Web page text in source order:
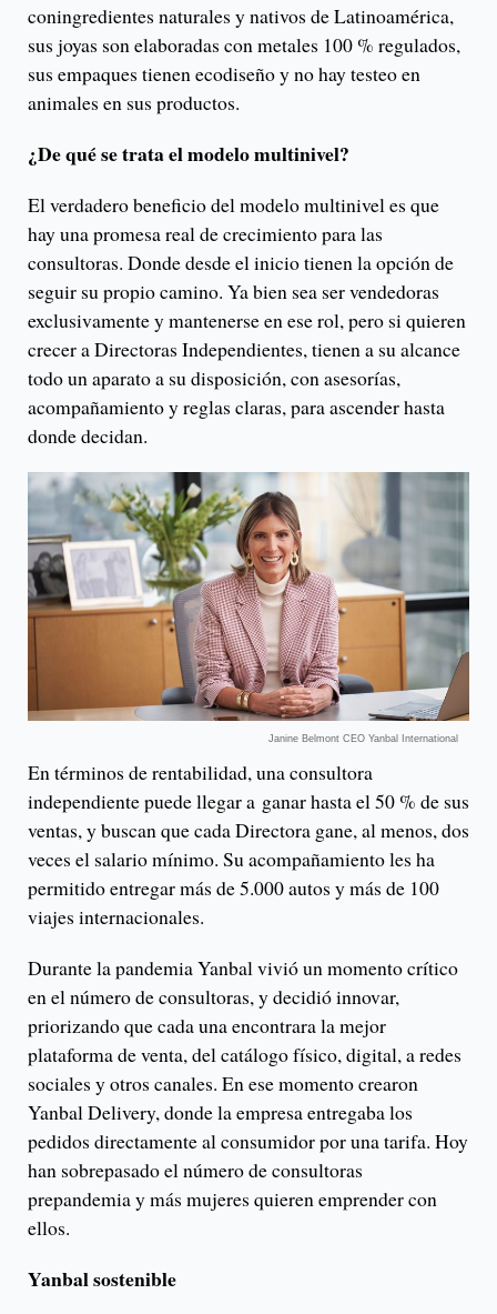
coningredientes naturales y nativos de Latinoamérica,
sus joyas son elaboradas con metales 100 % regulados,
sus empaques tienen ecodiseño y no hay testeo en
animales en sus productos.
¿De qué se trata el modelo multinivel?
El verdadero beneficio del modelo multinivel es que
hay una promesa real de crecimiento para las
consultoras. Donde desde el inicio tienen la opción de
seguir su propio camino. Ya bien sea ser vendedoras
exclusivamente y mantenerse en ese rol, pero si quieren
crecer a Directoras Independientes, tienen a su alcance
todo un aparato a su disposición, con asesorías,
acompañamiento y reglas claras, para ascender hasta
donde decidan.
Janine Belmont CEO Yanbal International
En términos de rentabilidad, una consultora
independiente puede llegar a ganar hasta el 50 % de sus
ventas, y buscan que cada Directora gane, al menos, dos
veces el salario mínimo. Su acompañamiento les ha
permitido entregar más de 5.000 autos y más de 100
viajes internacionales.
Durante la pandemia Yanbal vivió un momento crítico
en el número de consultoras, y decidió innovar,
priorizando que cada una encontrara la mejor
plataforma de venta, del catálogo físico, digital, a redes
sociales y otros canales. En ese momento crearon
Yanbal Delivery, donde la empresa entregaba los
pedidos directamente al consumidor por una tarifa. Hoy
han sobrepasado el número de consultoras
prepandemia y más mujeres quieren emprender con
ellos.
Yanbal sostenible